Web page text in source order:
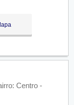
Centro -